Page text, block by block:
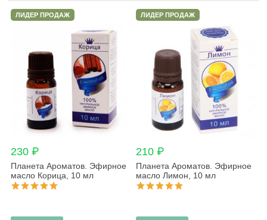
ЛИДЕР ПРОДАЖ
230 ₽
Планета Ароматов. Эфирное
масло Корица, 10 мл
ЛИДЕР ПРОДАЖ
210 ₽
Планета Ароматов. Эфирное
масло Лимон, 10 мл